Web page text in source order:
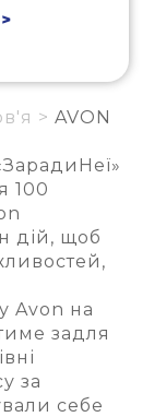
> AVON
100
дій, щоб
Avon на
задля
за
себе